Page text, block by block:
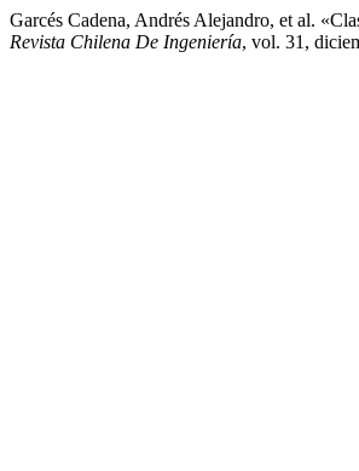
Garcés Cadena, Andrés Alejandro, et al.
Revista Chilena De Ingeniería, vol. 31,